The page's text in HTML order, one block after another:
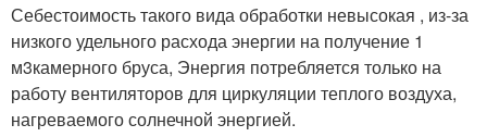
Себестоимость такого вида обработки невысокая , из-за
низкого удельного расхода энергии на получение 1
м3камерного бруса, Энергия потребляется только на
работу вентиляторов для циркуляции теплого воздуха,
нагреваемого солнечной энергией.